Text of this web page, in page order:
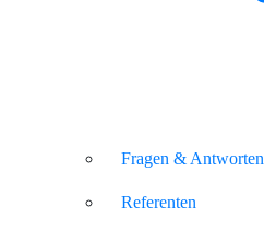
Fragen & Antworten
Referenten